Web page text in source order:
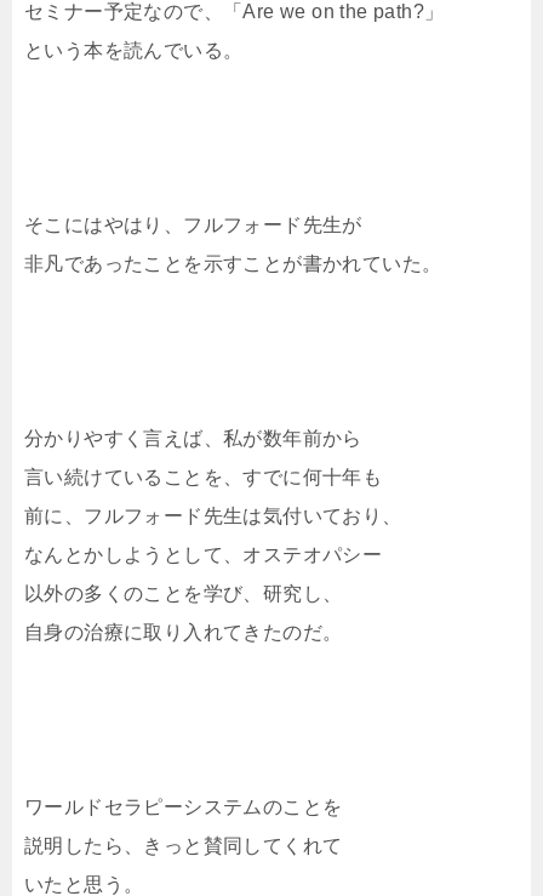
セミナー予定なので、「Are we on the path?」
という本を読んでいる。
そこにはやはり、フルフォード先生が
非凡であったことを示すことが書かれていた。
分かりやすく言えば、私が数年前から
言い続けていることを、すでに何十年も
前に、フルフォード先生は気付いており、
なんとかしようとして、オステオパシー
以外の多くのことを学び、研究し、
自身の治療に取り入れてきたのだ。
ワールドセラピーシステムのことを
説明したら、きっと賛同してくれて
いたと思う。